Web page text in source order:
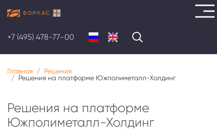
основному
содержанию
+7 (495) 478-77-00
Главная
Решения
Решения на платформе Южполиметалл-Холдинг
Решения на платформе
Южполиметалл-Холдинг